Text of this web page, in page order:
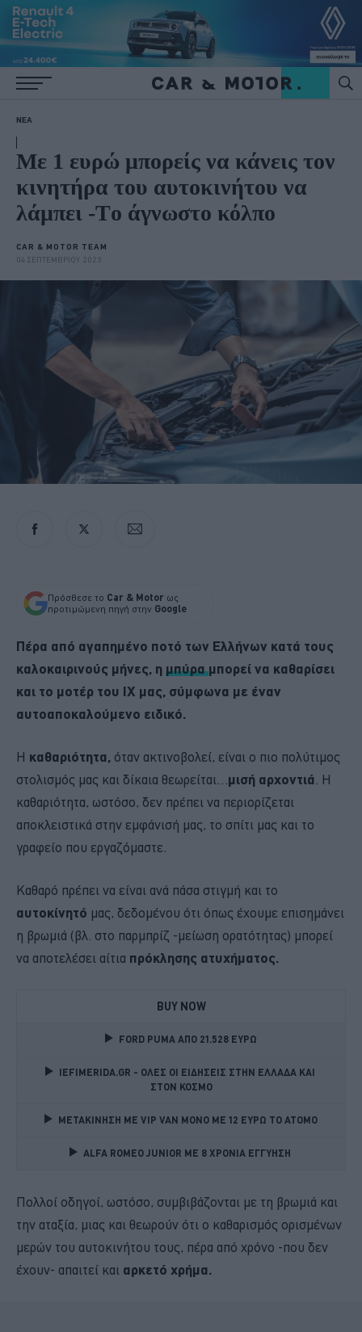
ΝΕΑ
Με 1 ευρώ μπορείς να κάνεις τον
κινητήρα του αυτοκινήτου να
λάμπει -Tο άγνωστο κόλπο
CAR & MOTOR TEAM
04 ΣΕΠΤΕΜΒΡΙΟΥ 2023
Πρόσθεσε το Car & Motor ως
προτιμώμενη πηγή στην Google
Πέρα από αγαπημένο ποτό των Ελλήνων κατά τους
καλοκαιρινούς μήνες, η μπύραμπορεί να καθαρίσει
και το μοτέρ του ΙΧ μας, σύμφωνα με έναν
αυτοαποκαλούμενο ειδικό.
Η καθαριότητα, όταν ακτινοβολεί, είναι ο πιο πολύτιμος
στολισμός μας και δίκαια θεωρείται… μισή αρχοντιά . Η
καθαριότητα, ωστόσο, δεν πρέπει να περιορίζεται
αποκλειστικά στην εμφάνισή μας, το σπίτι μας και το
γραφείο που εργαζόμαστε.
Καθαρό πρέπει να είναι ανά πάσα στιγμή και το
αυτοκίνητό μας, δεδομένου ότι όπως έχουμε επισημάνει
η βρωμιά (βλ. στο παρμπρίζ -μείωση ορατότητας) μπορεί
να αποτελέσει αίτια πρόκλησης ατυχήματος.
BUY NOW
FORD PUMA ΑΠΟ 21.528 ΕΥΡΩ
IEFIMERIDA.GR - ΟΛΕΣ ΟΙ ΕΙΔΗΣΕΙΣ ΣΤΗΝ ΕΛΛΑΔΑ ΚΑΙ
ΣΤΟΝ ΚΟΣΜΟ
ΜΕΤΑΚΙΝΗΣΗ ΜΕ VIP VAN ΜΟΝΟ ΜΕ 12 ΕΥΡΩ ΤΟ ΑΤΟΜΟ
ALFA ROMEO JUNIOR ME 8 ΧΡΟΝΙΑ ΕΓΓΥΗΣΗ
Πολλοί οδηγοί, ωστόσο, συμβιβάζονται με τη βρωμιά και
την αταξία, μιας και θεωρούν ότι ο καθαρισμός ορισμένων
μερών του αυτοκινήτου τους, πέρα από χρόνο -που δεν
έχουν- απαιτεί και αρκετό χρήμα.